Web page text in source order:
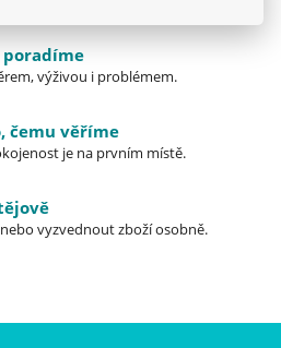
poradíme
výživou i problémem.
čemu věříme
je na prvním místě.
vyzvednout zboží osobně.